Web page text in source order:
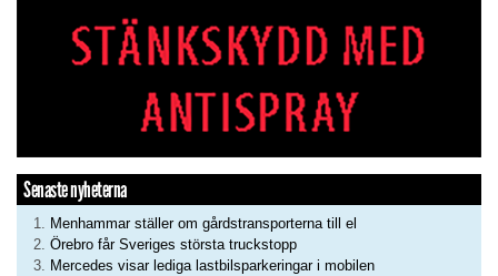
Senaste nyheterna
Menhammar ställer om gårdstransporterna till el
Örebro får Sveriges största truckstopp
Mercedes visar lediga lastbilsparkeringar i mobilen